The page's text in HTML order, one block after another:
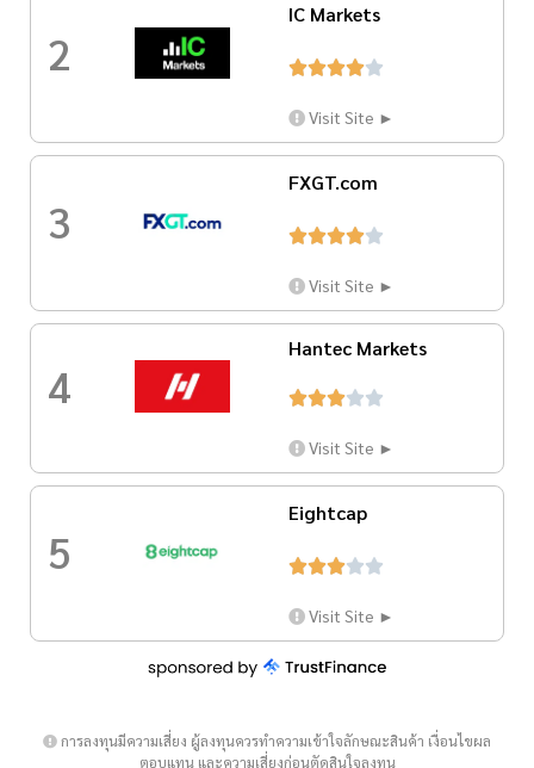
2
IC Markets

Visit Site ►
3
FXGT.com

Visit Site ►
4
Hantec Markets

Visit Site ►
5
Eightcap

Visit Site ►
การลงทุนมีความเสี่ยง ผู้ลงทุนควรทำความเข้าใจลักษณะสินค้า เงื่อนไขผล
ตอบแทน และความเสี่ยงก่อนตัดสินใจลงทุน